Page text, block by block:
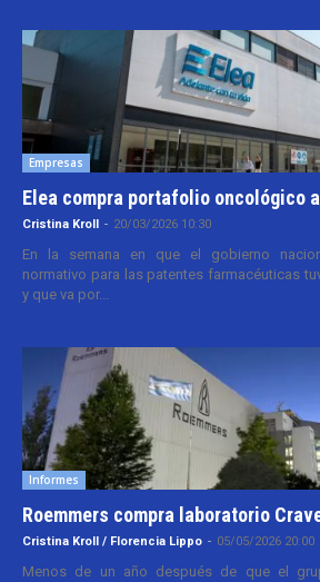
Empresas
Elea compra portafolio oncológico
Cristina Kroll - 20/03/2026 10:30
En la semana en que el gobierno
normativo para las patentes farmacéuticas
y que va por...
Informes
Roemmers compra laboratorio
Cristina Kroll / Florencia Lippo - 05/05/2026 20:00
Menos de un año después de que el